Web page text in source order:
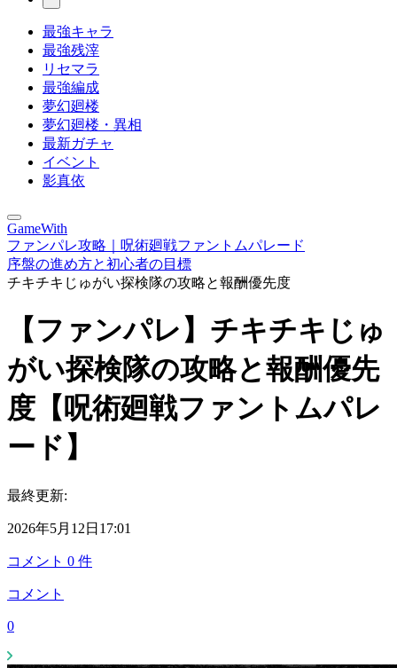
最強キャラ
最強残滓
リセマラ
最強編成
夢幻廻楼
夢幻廻楼・異相
最新ガチャ
イベント
影真依
GameWith
ファンパレ攻略｜呪術廻戦ファントムパレード
序盤の進め方と初心者の目標
チキチキじゅがい探検隊の攻略と報酬優先度
【ファンパレ】チキチキじゅ
がい探検隊の攻略と報酬優先
度【呪術廻戦ファントムパレ
ード】
最終更新:
2026年5月12日17:01
コメント 0 件
コメント
0